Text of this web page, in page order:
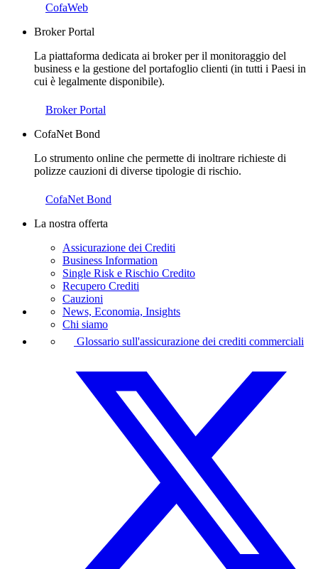
CofaWeb
Broker Portal
La piattaforma dedicata ai broker per il monitoraggio del
business e la gestione del portafoglio clienti (in tutti i Paesi in
cui è legalmente disponibile).
Broker Portal
CofaNet Bond
Lo strumento online che permette di inoltrare richieste di
polizze cauzioni di diverse tipologie di rischio.
CofaNet Bond
La nostra offerta
Assicurazione dei Crediti
Business Information
Single Risk e Rischio Credito
Recupero Crediti
Cauzioni
News, Economia, Insights
Chi siamo
Glossario sull'assicurazione dei crediti commerciali